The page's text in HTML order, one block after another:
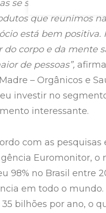
se surpreendem em
que reunimos
está bem positiva.
do corpo e da mente
de pessoas”,
– Orgânicos e
investir no
interessante.
com as
Euromonitor, o
98% no Brasil entre
em todo o
35 bilhões por ano, o